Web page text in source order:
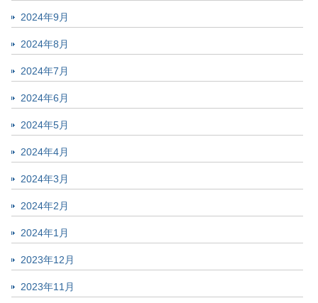
2024年9月
2024年8月
2024年7月
2024年6月
2024年5月
2024年4月
2024年3月
2024年2月
2024年1月
2023年12月
2023年11月